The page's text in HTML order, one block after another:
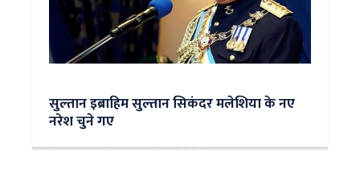
सुल्‍तान इब्राहिम सुल्तान सिकंदर मलेशिया के नए
नरेश चुने गए